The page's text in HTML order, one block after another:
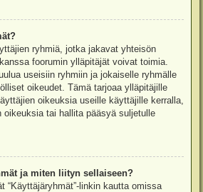
ryhmiä, jotka jakavat yhteisön
foorumin ylläpitäjät voivat toimia.
useisiin ryhmiin ja jokaiselle ryhmälle
oikeudet. Tämä tarjoaa ylläpitäjille
oikeuksia useille käyttäjille kerralla,
oikeuksia tai hallita pääsyä suljetulle
ja miten liityn sellaiseen?
“Käyttäjäryhmät”-linkin kautta omissa